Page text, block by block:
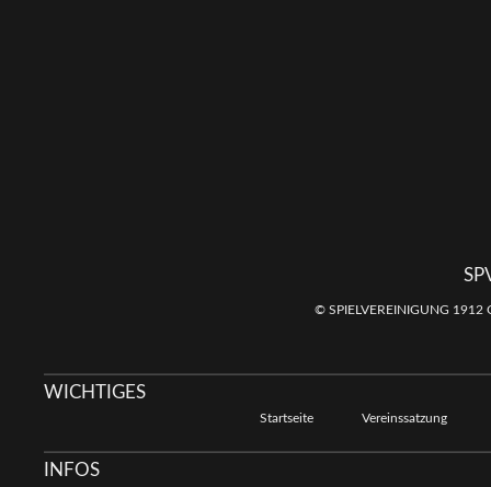
© SPIELVEREINIGUNG 1912
WICHTIGES
Startseite Vereinssatzung
INFOS